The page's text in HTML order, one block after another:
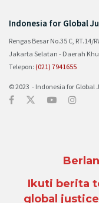
Indonesia for Global
Rengas Besar No.35 C, RT.14/
Jakarta Selatan - Daerah
Telepon: (021) 7941655
© 2023 - Indonesia for Global
Ikuti berita
global